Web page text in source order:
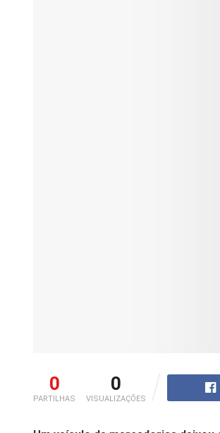
0
PARTILHAS
0
VISUALIZAÇÕES